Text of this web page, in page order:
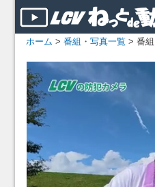
ホーム > 番組・写真一覧 > 番